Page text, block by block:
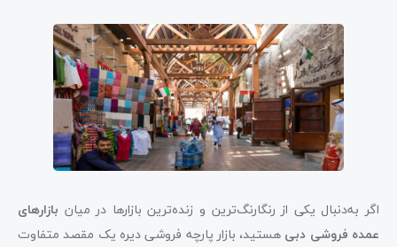
اگر به‌دنبال یکی از رنگارنگ‌ترین و زنده‌ترین بازارها در میان بازارهای
عمده فروشی دبی هستید، بازار پارچه ‌فروشی دیره یک مقصد متفاوت